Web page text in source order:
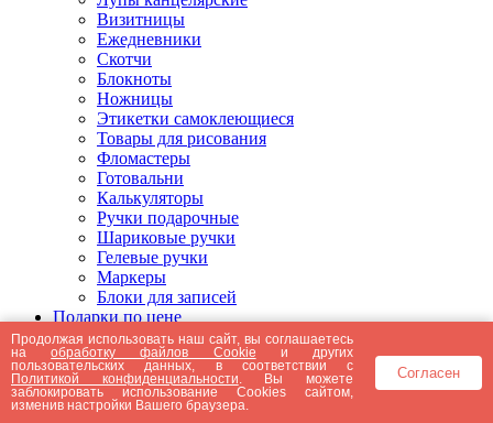
Визитницы
Ежедневники
Скотчи
Блокноты
Ножницы
Этикетки самоклеющиеся
Товары для рисования
Фломастеры
Готовальни
Калькуляторы
Ручки подарочные
Шариковые ручки
Гелевые ручки
Маркеры
Блоки для записей
Подарки по цене
Подарки от 5000 рублей
Подарки до 5000 рублей
Подарки до 3000 рублей
Подарки до 2000 рублей
Подарки до 1000 рублей
Продолжая использовать наш сайт, вы соглашаетесь
наобработку файлов Cookie и других
пользовательских данных, в соответствии с
Политикой конфиденциальности . Вы можете
заблокировать использование Cookies сайтом,
изменив настройки Вашего браузера.
Согласен